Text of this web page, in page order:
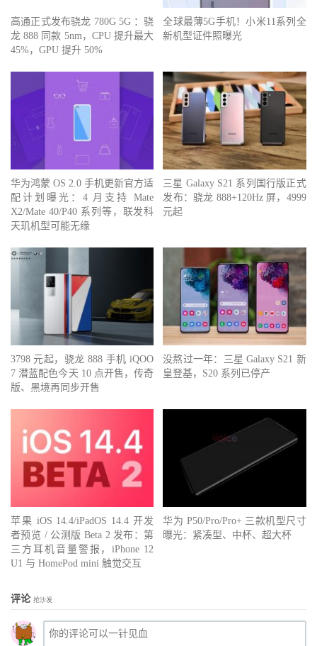
高通正式发布骁龙 780G 5G ：骁
龙 888 同款 5nm，CPU 提升最大
45%，GPU 提升 50%
全球最薄5G手机！小米11系列全
新机型证件照曝光
华为鸿蒙 OS 2.0 手机更新官方适
配计划曝光：4 月支持 Mate
X2/Mate 40/P40 系列等，联发科
天玑机型可能无缘
三星 Galaxy S21 系列国行版正式
发布：骁龙 888+120Hz 屏，4999
元起
3798 元起，骁龙 888 手机 iQOO
7 潜蓝配色今天 10 点开售，传奇
版、黑境再同步开售
没熬过一年：三星 Galaxy S21 新
皇登基，S20 系列已停产
苹果 iOS 14.4/iPadOS 14.4 开发
者预览 / 公测版 Beta 2 发布：第
三方耳机音量警报，iPhone 12
U1 与 HomePod mini 触觉交互
华为 P50/Pro/Pro+ 三款机型尺寸
曝光：紧凑型、中杯、超大杯
评论 抢沙发